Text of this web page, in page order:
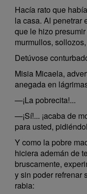
Hacía rato que
la casa. Al penetrar
que le hizo
murmullos,
Detúvose
Misia Micaela,
anegada en
—¡La pobrecita!...
—¡Sí!... ¡acaba de
para usted,
Y como la pobre
hiciera ademán de
bruscamente,
y sin poder refrenar
rabia: